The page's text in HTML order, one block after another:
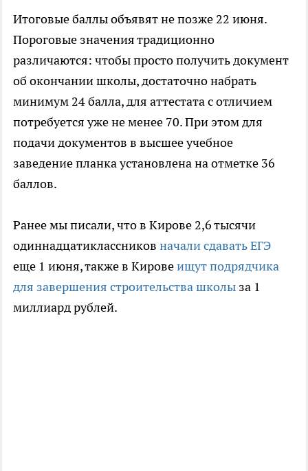
Итоговые баллы объявят не позже 22 июня.
Пороговые значения традиционно
различаются: чтобы просто получить документ
об окончании школы, достаточно набрать
минимум 24 балла, для аттестата с отличием
потребуется уже не менее 70. При этом для
подачи документов в высшее учебное
заведение планка установлена на отметке 36
баллов.
Ранее мы писали, что в Кирове 2,6 тысячи
одиннадцатиклассников начали сдавать ЕГЭ
еще 1 июня, также в Кировеищут подрядчика
для завершения строительства школы за 1
миллиард рублей.